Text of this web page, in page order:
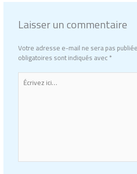
Laisser un commentaire
Votre adresse e-mail ne sera pas
obligatoires sont indiqués avec*
Écrivez
ici…